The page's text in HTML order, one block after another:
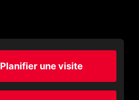
Planifier une visite